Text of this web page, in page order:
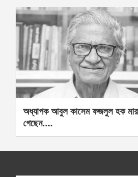
অধ্যাপক আবুল কাসেম ফজলুল হক
গেছেন….